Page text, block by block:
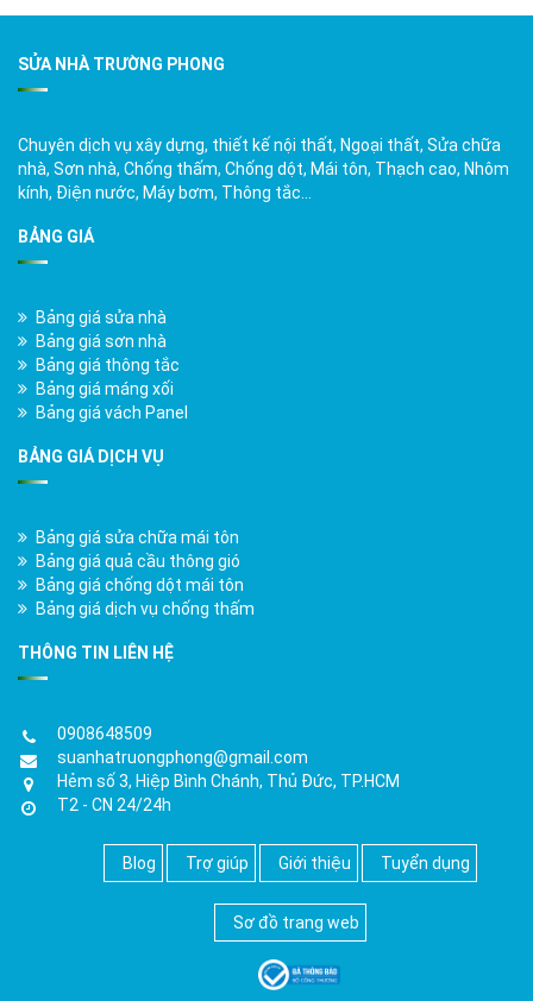
SỬA NHÀ TRƯỜNG PHONG
Chuyên dịch vụ xây dựng, thiết kế nội thất, Ngoại thất, Sửa chữa
nhà, Sơn nhà, Chống thấm, Chống dột, Mái tôn, Thạch cao, Nhôm
kính, Điện nước, Máy bơm, Thông tắc…
BẢNG GIÁ
Bảng giá sửa nhà
Bảng giá sơn nhà
Bảng giá thông tắc
Bảng giá máng xối
Bảng giá vách Panel
BẢNG GIÁ DỊCH VỤ
Bảng giá sửa chữa mái tôn
Bảng giá quả cầu thông gió
Bảng giá chống dột mái tôn
Bảng giá dịch vụ chống thấm
THÔNG TIN LIÊN HỆ
0908648509
suanhatruongphong@gmail.com
Hẻm số 3, Hiệp Bình Chánh, Thủ Đức, TP.HCM
T2 - CN 24/24h
Blog Trợ giúp Giới thiệu Tuyển dụng
Sơ đồ trang web